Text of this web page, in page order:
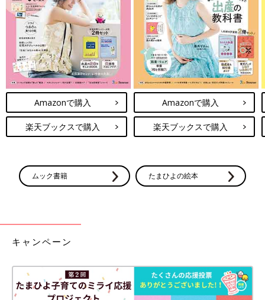
母も「孫ができてうれしい」と言ってくれてます。
両親にとって娘は初孫ということもあり、すごくかわいがってお
世話に協力してくれます。母は孫の世話をするのが生きがいのよ
うです。
だけど最初のころは母と「昭和の育児と、令和の育児は違う！」
と自信があってお世話をしようとしてくれるけど、母の時代のや
り方と私が産院などで習ったお世話のやり方とは違うことがたく
さん。首がすわっていない赤ちゃんの抱っこのしかたとか、げっ
「赤ちゃんのお世話をしたい」と言ってくれるなら、思いきって
母に預けてみるのも大事かな、と思うように。
母は私が友だちと会うときにも娘を預かってくれるし、私たち夫
婦に「赤ちゃんを見ておくから2人で出かけておいで」と言って
くれるおかげで、本並さんと2人きりで過ごす時間も持てまし
Amazonで購入
楽天ブックスで購入
Amazonで購入
楽天ブックスで購入
ムック書籍 たまひよの絵本
キャンペーン